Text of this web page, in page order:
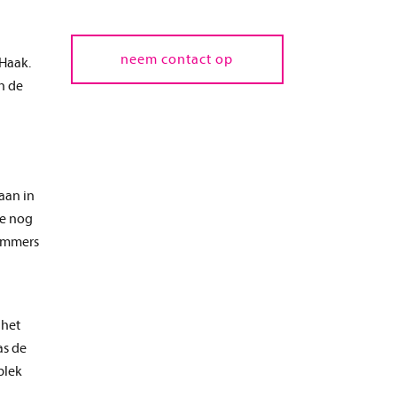
advies beheer en onderhoud
de
in
nog
de
neem contact op